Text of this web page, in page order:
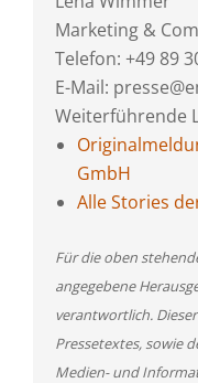
Marketing &
Telefon: +49 89
E-Mail:
Weiterführende
GmbH
Alle Stories
Für die oben
angegebene
verantwortlich.
Pressetextes, sowie
Medien- und